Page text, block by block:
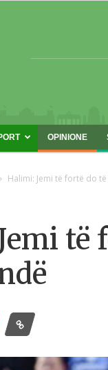
OPINIONE
Halimi: Jemi të fortë do
të